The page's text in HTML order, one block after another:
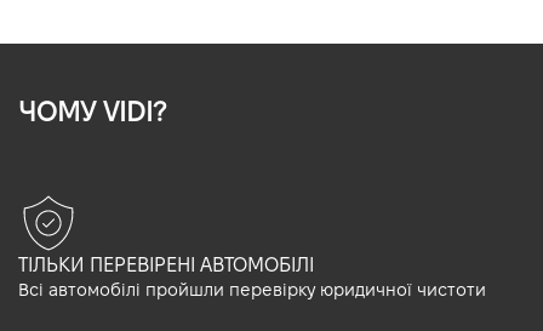
ЧОМУ VIDI?
ТІЛЬКИ ПЕРЕВІРЕНІ АВТОМОБІЛІ
Всі автомобілі пройшли перевірку юридичної чистоти